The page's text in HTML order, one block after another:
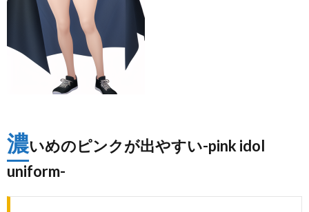
濃いめのピンクが出やすい-pink idol
uniform-